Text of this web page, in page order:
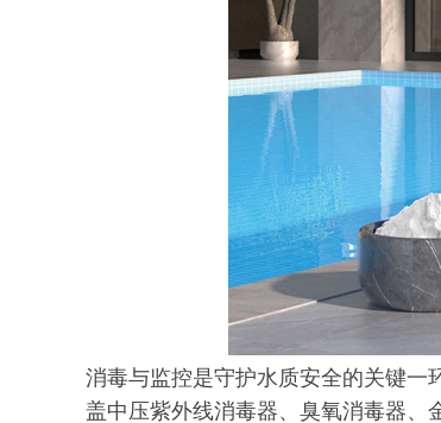
消毒与监控是守护水质安全的关键一
盖中压紫外线消毒器、臭氧消毒器